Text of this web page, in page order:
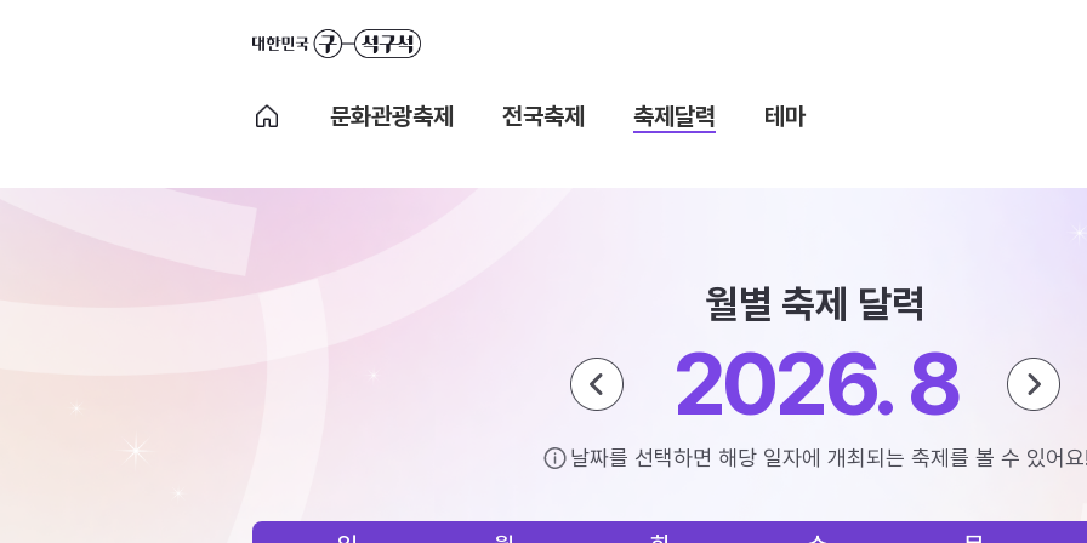
문화관광축제 전국축제 축제달력 테마
월별 축제 달력
2026. 8
날짜를 선택하면 해당 일자에 개최되는 축제를 볼 수 있어